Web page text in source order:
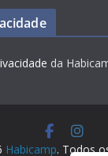
da
Habicamp. Todos